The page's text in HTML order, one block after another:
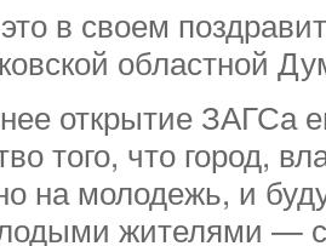
в своем
областной
открытие ЗАГСа
того, что город,
на молодежь, и
жителями —